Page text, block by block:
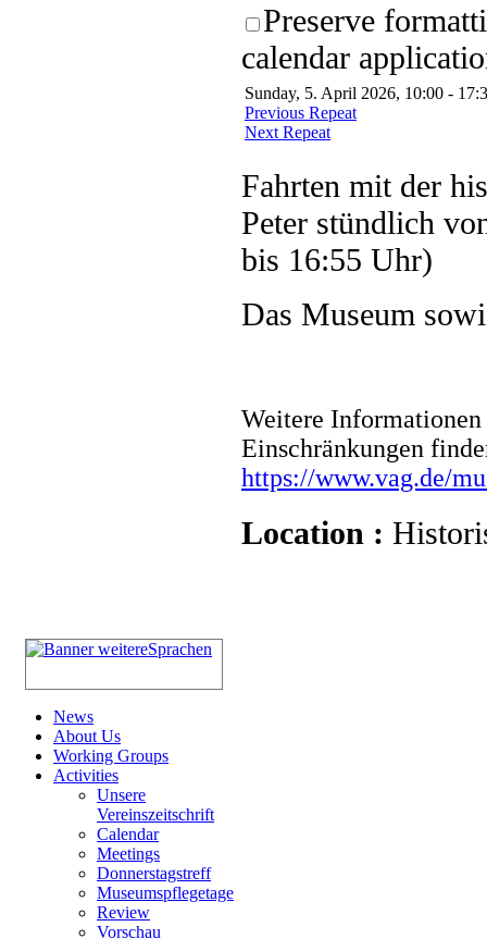
Preserve
calendar
Sunday, 5. April 2026, 10:00 -
Previous Repeat
Next Repeat
Fahrten mit der
Peter stündlich
bis 16:55 Uhr)
Das Museum
Weitere
Einschränkungen
https://www.vag.de/
Location :
News
About Us
Working Groups
Activities
Unsere
Vereinszeitschrift
Calendar
Meetings
Donnerstagstreff
Museumspflegetage
Review
Vorschau